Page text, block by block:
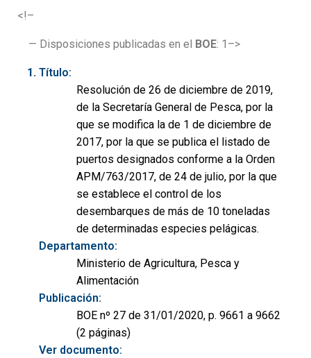
<!–
— Disposiciones publicadas en el BOE: 1–>
Título:
Resolución de 26 de diciembre de 2019,
de la Secretaría General de Pesca, por la
que se modifica la de 1 de diciembre de
2017, por la que se publica el listado de
puertos designados conforme a la Orden
APM/763/2017, de 24 de julio, por la que
se establece el control de los
desembarques de más de 10 toneladas
de determinadas especies pelágicas.
Departamento:
Ministerio de Agricultura, Pesca y
Alimentación
Publicación:
BOE nº 27 de 31/01/2020, p. 9661 a 9662
(2 páginas)
Ver documento: